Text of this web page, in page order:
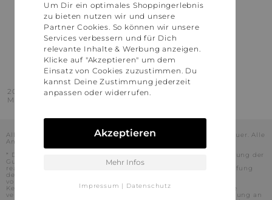
Österreich
Schweiz
France
United States
2016 - 2026 © Stylaholic.
Made for you with love in munich.
Alle Preise inkl. der jeweils geltenden gesetzlichen Mehrwertsteuer. Alle
Angaben ohne Gewähr.
* Die angezeigten Preise beinhalten Rabatte, die durch die Nutzung der
Gutschein-Codes auf den Seiten unserer Partner voraussichtlich
realisiert werden können. Stylaholic führt keine vollständige Prüfung
der Gutschein-Codes durch und es kann daher in Einzelfällen
vorkommen, dass die Gutscheine abweichend von unserem
Kenntnisstand bei dem jeweiligen Shop nicht oder nur teilweise
verwendet werden können. Darüber hinaus kann deren Verwendung an
Um Dir ein optimales Shoppingerlebnis
zu bieten nutzen wir und unsere
Partner Cookies. So können wir unsere
Services verbessern und für Dich
relevante Inhalte & Werbung anzeigen.
Klicke auf "Akzeptieren" um dem
Einsatz von Cookies zuzustimmen. Du
kannst Deine Zustimmung jederzeit
anpassen oder widerrufen.
Akzeptieren
Mehr Infos
Impressum | Datenschutz